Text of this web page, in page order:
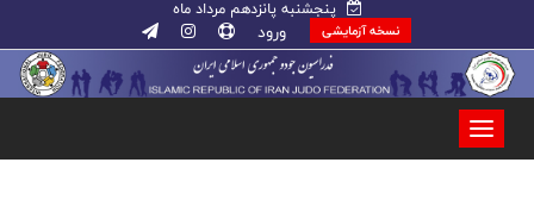
پنجشنبه پانزدهم مرداد ماه
نسخه آزمایشی ورود